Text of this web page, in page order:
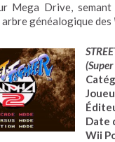
Mega Drive,
généalogique des
Date
Wii